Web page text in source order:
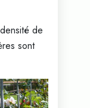
de
sont